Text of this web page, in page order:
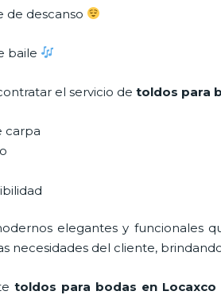
de descanso
baile
el servicio de toldos para
carpa
elegantes y funcionales
necesidades del cliente,
toldos para bodas en Locaxco